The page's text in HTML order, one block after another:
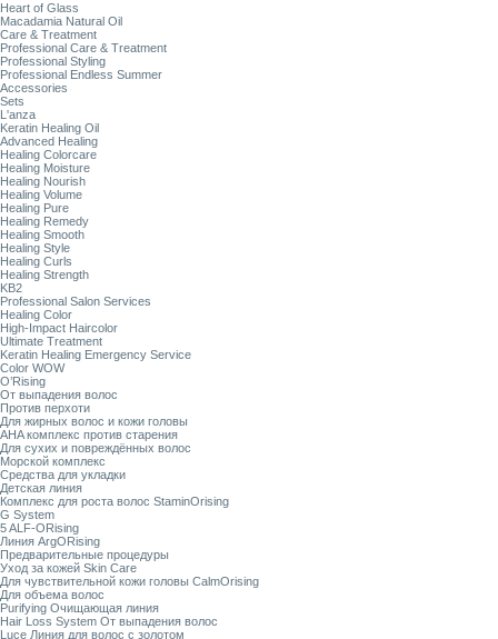
Heart of Glass
Macadamia Natural Oil
Care & Treatment
Professional Care & Treatment
Professional Styling
Professional Endless Summer
Accessories
Sets
L'anza
Keratin Healing Oil
Advanced Healing
Healing Colorcare
Healing Moisture
Healing Nourish
Healing Volume
Healing Pure
Healing Remedy
Healing Smooth
Healing Style
Healing Curls
Healing Strength
KB2
Professional Salon Services
Healing Color
High-Impact Haircolor
Ultimate Treatment
Keratin Healing Emergency Service
Color WOW
O’Rising
От выпадения волос
Против перхоти
Для жирных волос и кожи головы
AHA комплекс против старения
Для сухих и повреждённых волос
Морской комплекс
Средства для укладки
Детская линия
Комплекс для роста волос StaminOrising
G System
5 ALF-ORising
Линия ArgORising
Предварительные процедуры
Уход за кожей Skin Care
Для чувствительной кожи головы CalmOrising
Для объема волос
Purifying Очищающая линия
Hair Loss System От выпадения волос
Luce Линия для волос с золотом